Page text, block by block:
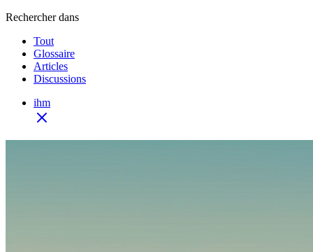
Rechercher dans
Tout
Glossaire
Articles
Discussions
ihm